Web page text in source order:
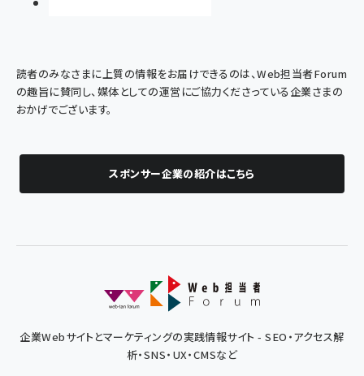
読者のみなさまに上質の情報をお届けできるのは、Web担当者Forum
の趣旨に賛同し、媒体としての運営にご協力くださっている企業さまの
おかげでございます。
スポンサー企業の紹介はこちら
企業Webサイトとマーケティングの実践情報サイト - SEO・アクセス解
析・SNS・UX・CMSなど